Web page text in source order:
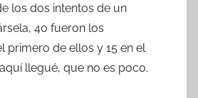
los dos intentos de un
40 fueron los
primero de ellos y 15 en el
llegué, que no es poco.